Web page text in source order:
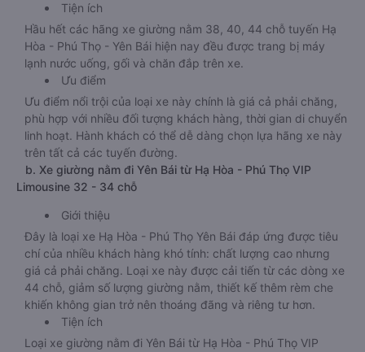
Tiện ích
Hầu hết các hãng xe giường nằm 38, 40, 44 chỗ tuyến Hạ
Hòa - Phú Thọ - Yên Bái hiện nay đều được trang bị máy
lạnh nước uống, gối và chăn đắp trên xe.
Ưu điểm
Ưu điểm nổi trội của loại xe này chính là giá cả phải chăng,
phù hợp với nhiều đối tượng khách hàng, thời gian di chuyển
linh hoạt. Hành khách có thể dễ dàng chọn lựa hãng xe này
trên tất cả các tuyến đường.
b. Xe giường nằm đi Yên Bái từ Hạ Hòa - Phú Thọ VIP
Limousine 32 - 34 chỗ
Giới thiệu
Đây là loại xe Hạ Hòa - Phú Thọ Yên Bái đáp ứng được tiêu
chí của nhiều khách hàng khó tính: chất lượng cao nhưng
giá cả phải chăng. Loại xe này được cải tiến từ các dòng xe
44 chỗ, giảm số lượng giường nằm, thiết kế thêm rèm che
khiến không gian trở nên thoáng đãng và riêng tư hơn.
Tiện ích
Loại xe giường nằm đi Yên Bái từ Hạ Hòa - Phú Thọ VIP